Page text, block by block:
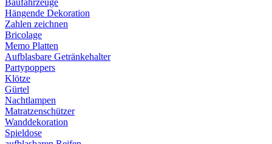
Baufahrzeuge
Hängende Dekoration
Zahlen zeichnen
Bricolage
Memo Platten
Aufblasbare Getränkehalter
Partypoppers
Klötze
Gürtel
Nachtlampen
Matratzenschützer
Wanddekoration
Spieldose